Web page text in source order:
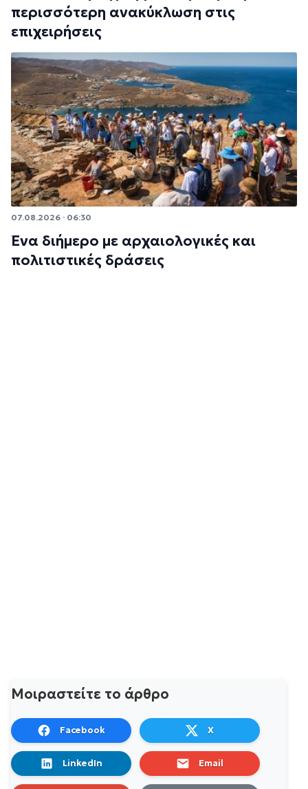
περισσότερη ανακύκλωση στις
επιχειρήσεις
07.08.2026 · 06:30
Ένα διήμερο με αρχαιολογικές και
πολιτιστικές δράσεις
Μοιραστείτε το άρθρο
Facebook X
LinkedIn Email